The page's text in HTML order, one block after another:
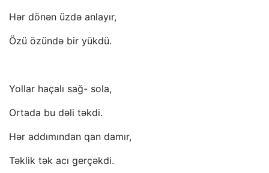
Hər dönən üzdə anlayır,
Özü özündə bir yükdü.
Yollar haçalı sağ- sola,
Ortada bu dəli təkdi.
Hər addımından qan damır,
Təklik tək acı gerçəkdi.